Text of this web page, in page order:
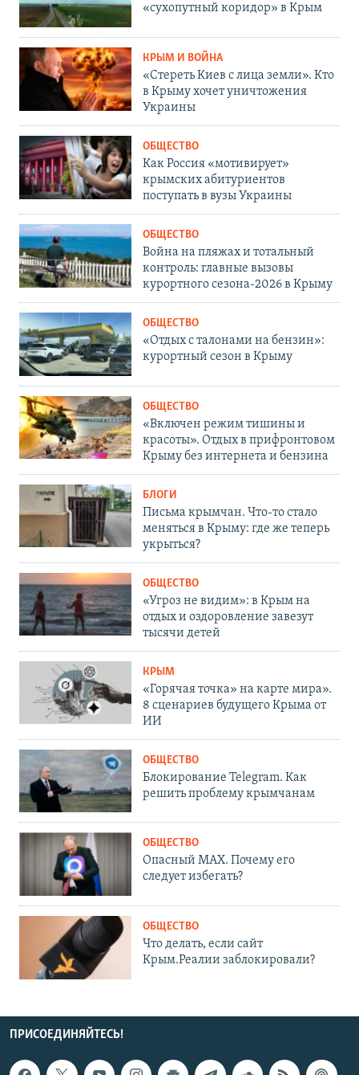
«сухопутный коридор» в Крым
КРЫМ И ВОЙНА
«Стереть Киев с лица земли». Кто
в Крыму хочет уничтожения
Украины
ОБЩЕСТВО
Как Россия «мотивирует»
крымских абитуриентов
поступать в вузы Украины
ОБЩЕСТВО
Война на пляжах и тотальный
контроль: главные вызовы
курортного сезона-2026 в Крыму
ОБЩЕСТВО
«Отдых с талонами на бензин»:
курортный сезон в Крыму
ОБЩЕСТВО
«Включен режим тишины и
красоты». Отдых в прифронтовом
Крыму без интернета и бензина
БЛОГИ
Письма крымчан. Что-то стало
меняться в Крыму: где же теперь
укрыться?
ОБЩЕСТВО
«Угроз не видим»: в Крым на
отдых и оздоровление завезут
тысячи детей
КРЫМ
«Горячая точка» на карте мира».
8 сценариев будущего Крыма от
ИИ
ОБЩЕСТВО
Блокирование Telegram. Как
решить проблему крымчанам
ОБЩЕСТВО
Опасный MAX. Почему его
следует избегать?
ОБЩЕСТВО
Что делать, если сайт
Крым.Реалии заблокировали?
ПРИСОЕДИНЯЙТЕСЬ!